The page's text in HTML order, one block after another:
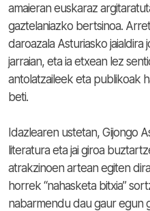
amaieran euskaraz
gaztelaniazko bertsinoa.
daroazala Asturiasko jaialdira
jarraian, eta ia etxean lez
antolatzaileek eta publikoak
beti.
Idazlearen ustetan, Gijongo
literatura eta jai giroa
atrakzinoen artean egiten
horrek “nahasketa bitxia”
nabarmendu dau gaur egun